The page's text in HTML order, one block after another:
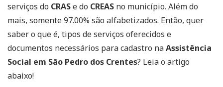
serviços do CRASe do CREAS no município. Além do
mais, somente 97.00% são alfabetizados. Então, quer
saber o que é, tipos de serviços oferecidos e
documentos necessários para cadastro naAssistência
Social em São Pedro dos Crentes? Leia o artigo
abaixo!